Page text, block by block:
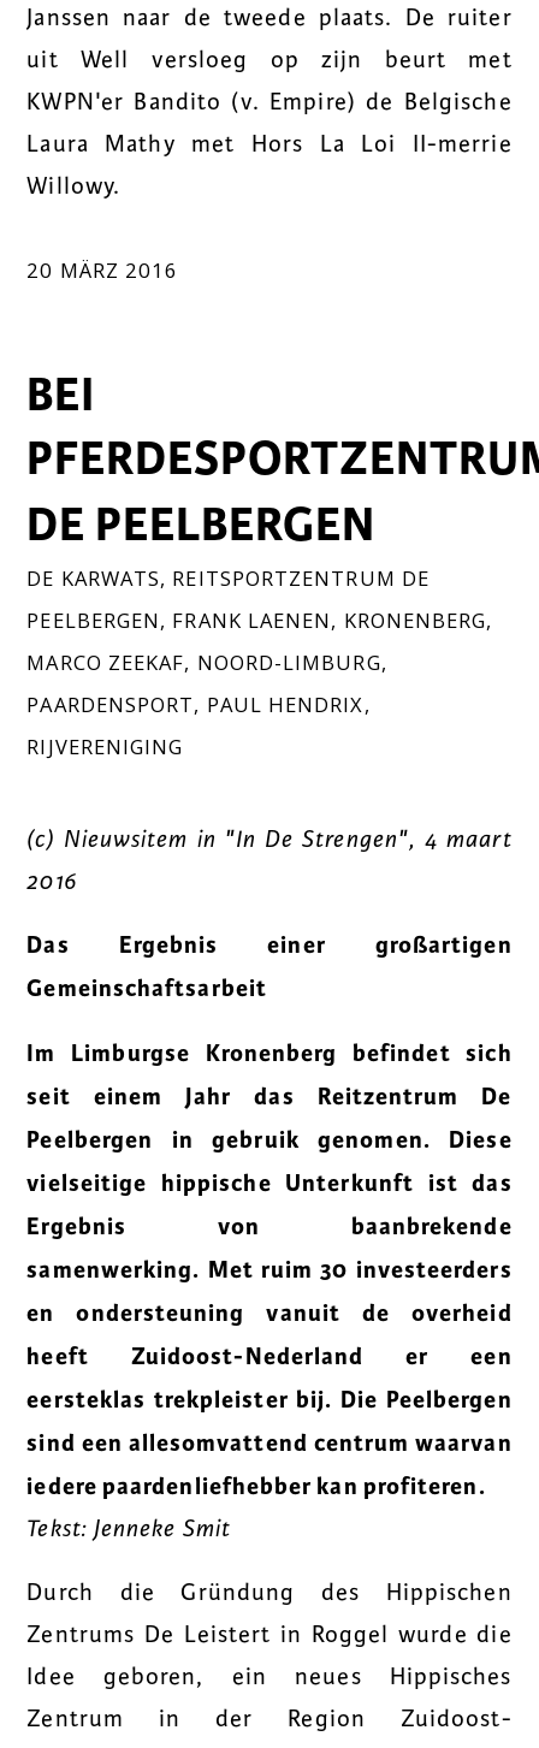
Janssen naar de tweede plaats. De ruiter
uit Well versloeg op zijn beurt met
KWPN'er Bandito (v. Empire) de Belgische
Laura Mathy met Hors La Loi II-merrie
Willowy.
20 MÄRZ 2016
BEI
DE PEELBERGEN
DE KARWATS, REITSPORTZENTRUM DE
PEELBERGEN, FRANK LAENEN, KRONENBERG,
MARCO ZEEKAF, NOORD-LIMBURG,
PAARDENSPORT, PAUL HENDRIX,
RIJVERENIGING
(c) Nieuwsitem in "In De Strengen", 4 maart
2016
Das Ergebnis einer großartigen
Gemeinschaftsarbeit
Im Limburgse Kronenberg befindet sich
seit einem Jahr das Reitzentrum De
Peelbergen ingebruik genomen. Diese
vielseitige hippische Unterkunft ist das
Ergebnis von baanbrekende
samenwerking. Met ruim 30 investeerders
en ondersteuning vanuit de overheid
heeft Zuidoost-Nederland er een
eersteklas trekpleister bij. Die Peelbergen
sind een allesomvattend centrum waarvan
iedere paardenliefhebber kan profiteren.
Tekst: Jenneke Smit
Durch die Gründung des Hippischen
Zentrums De Leistert in Roggel wurde die
Idee geboren, ein neues Hippisches
Zentrum in der Region Zuidoost-